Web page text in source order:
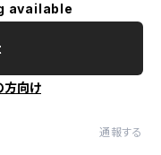
available
方向け
通報する